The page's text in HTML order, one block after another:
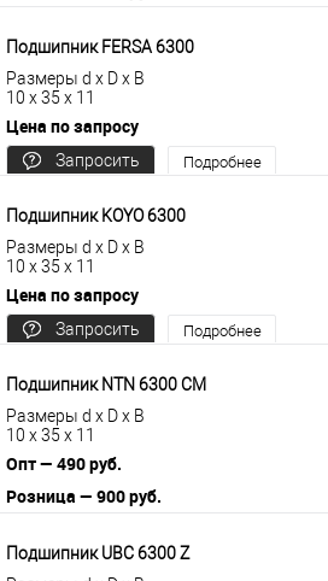
Подшипник FERSA 6300
Размеры d x D x B
10 x 35 x 11
Цена по запросу
Запросить
Подробнее
Подшипник KOYO 6300
Размеры d x D x B
10 x 35 x 11
Цена по запросу
Запросить
Подробнее
Подшипник NTN 6300 CM
Размеры d x D x B
10 x 35 x 11
Опт — 490 руб.
Розница — 900 руб.
Подшипник UBC 6300 Z